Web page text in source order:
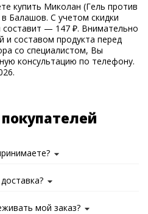
купить Миколан (Гель против
Балашов. С учетом скидки
составит — 147 ₽. Внимательно
и составом продукта перед
со специалистом, Вы
консультацию по телефону.
мой заказ?